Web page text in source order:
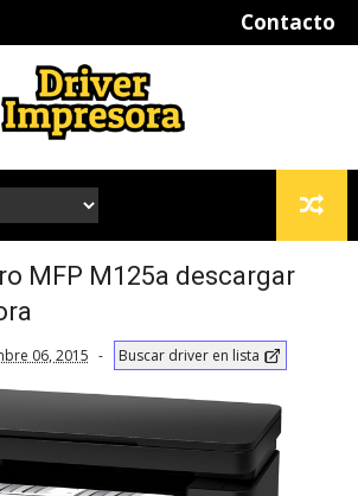
Contacto
MFP M125a descargar
06, 2015 Buscar driver en lista